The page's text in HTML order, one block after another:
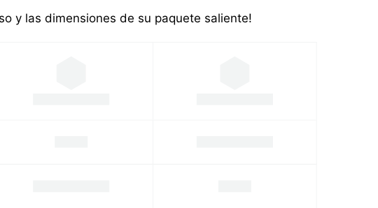
y las dimensiones de su paquete saliente!